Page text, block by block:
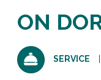
ON
SERVICE